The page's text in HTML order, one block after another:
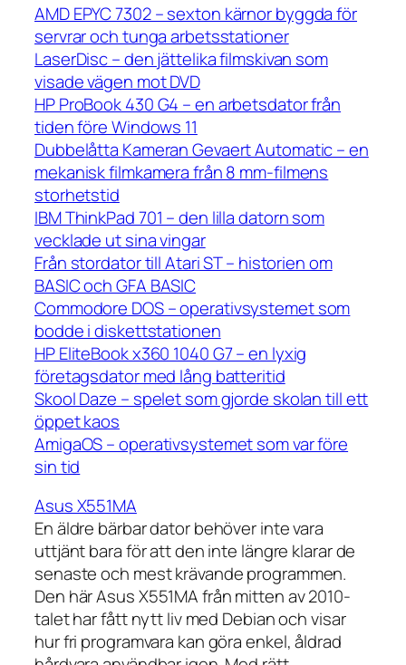
AMD EPYC 7302 – sexton kärnor byggda för
servrar och tunga arbetsstationer
LaserDisc – den jättelika filmskivan som
visade vägen mot DVD
HP ProBook 430 G4 – en arbetsdator från
tiden före Windows 11
Dubbelåtta Kameran Gevaert Automatic – en
mekanisk filmkamera från 8 mm-filmens
storhetstid
IBM ThinkPad 701 – den lilla datorn som
vecklade ut sina vingar
Från stordator till Atari ST – historien om
BASIC och GFA BASIC
Commodore DOS – operativsystemet som
bodde i diskettstationen
HP EliteBook x360 1040 G7 – en lyxig
företagsdator med lång batteritid
Skool Daze – spelet som gjorde skolan till ett
öppet kaos
AmigaOS – operativsystemet som var före
sin tid
Asus X551MA
En äldre bärbar dator behöver inte vara
uttjänt bara för att den inte längre klarar de
senaste och mest krävande programmen.
Den här Asus X551MA från mitten av 2010-
talet har fått nytt liv med Debian och visar
hur fri programvara kan göra enkel, åldrad